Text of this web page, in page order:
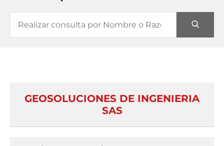
GEOSOLUCIONES DE INGENIERIA
SAS